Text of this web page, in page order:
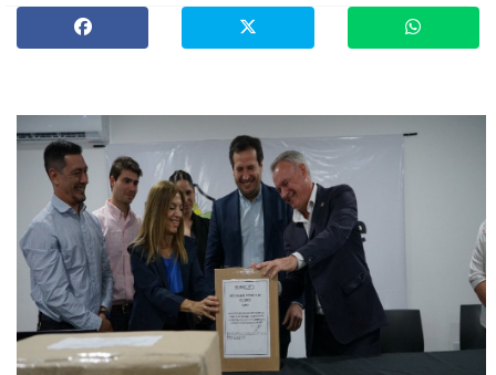
»
Provinciales
Cultura
Economía
»
Espectáculos
Internacionales
»
Judiciales